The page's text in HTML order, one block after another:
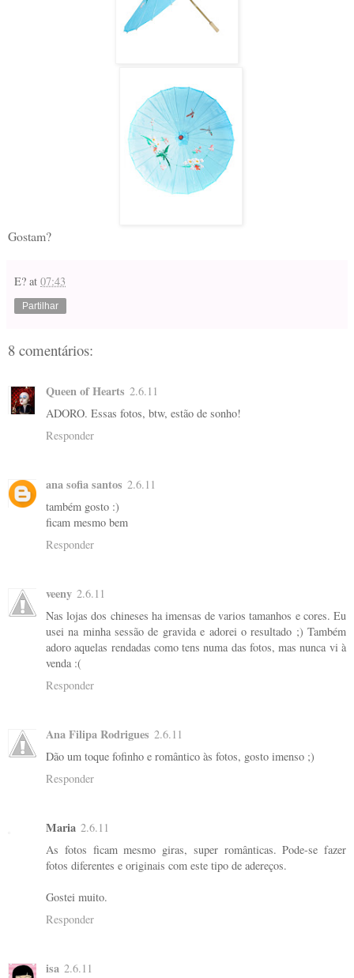
Gostam?
E? at 07:43
Partilhar
8 comentários:
Queen of Hearts 2.6.11
ADORO. Essas fotos, btw, estão de sonho!
Responder
ana sofia santos 2.6.11
também gosto :)
ficam mesmo bem
Responder
veeny 2.6.11
Nas lojas dos chineses ha imensas de varios tamanhos e cores. Eu
usei na minha sessão de gravida e adorei o resultado ;) Também
adoro aquelas rendadas como tens numa das fotos, mas nunca vi à
venda :(
Responder
Ana Filipa Rodrigues 2.6.11
Dão um toque fofinho e romântico às fotos, gosto imenso ;)
Responder
Maria 2.6.11
As fotos ficam mesmo giras, super românticas. Pode-se fazer
fotos diferentes e originais com este tipo de adereços.
Gostei muito.
Responder
isa 2.6.11